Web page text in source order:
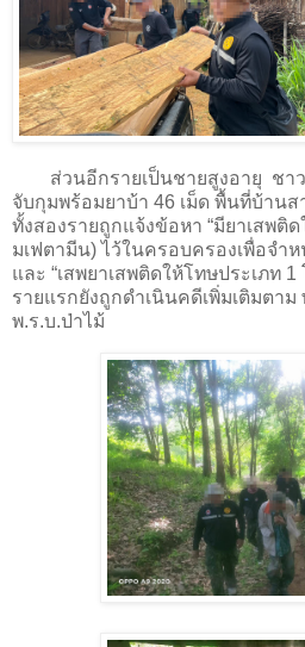
ส่วนอีกรายเป็นชายสูงอายุ ชา
จับกุมพร้อมยาบ้า 46 เม็ด พื้นที่บ้านส
ทั้งสองรายถูกแจ้งข้อหา “มียาเสพติด
มเฟตามีน) ไว้ในครอบครองเพื่อจำ
และ “เสพยาเสพติดให้โทษประเภท
รายแรกยังถูกดำเนินคดีเพิ่มเติมตา
พ.ร.บ.ป่าไม้